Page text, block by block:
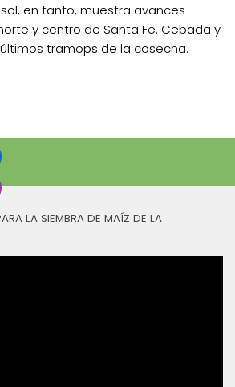
en tanto, muestra avances
y centro de Santa Fe. Cebada y
tramops de la cosecha.
LA SIEMBRA DE MAÍZ DE LA